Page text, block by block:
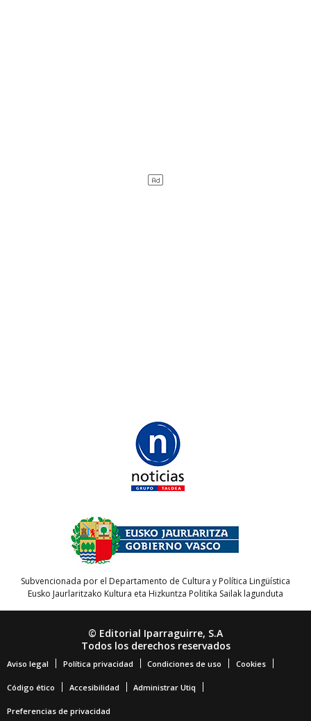
Subvencionada por el Departamento de Cultura y Política Lingüística
Eusko Jaurlaritzako Kultura eta Hizkuntza Politika Sailak lagunduta
© Editorial Iparraguirre, S.A
Todos los derechos reservados
Aviso legal Política privacidad Condiciones de uso Cookies
Código ético Accesibilidad Administrar Utiq
Preferencias de privacidad